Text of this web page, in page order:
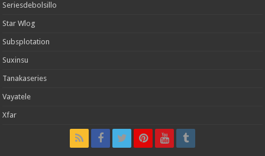
Seriesdebolsillo
Star Wlog
Subsplotation
Suxinsu
Tanakaseries
Vayatele
Xfar